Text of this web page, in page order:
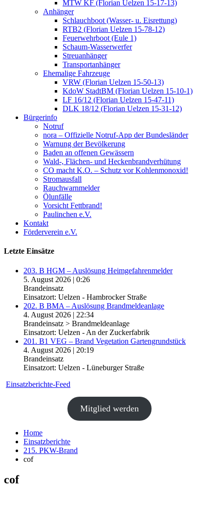
MTW KF (Florian Uelzen 15-17-13)
Anhänger
Schlauchboot (Wasser- u. Eisrettung)
RTB2 (Florian Uelzen 15-78-12)
Feuerwehrboot (Eule 1)
Schaum-Wasserwerfer
Streuanhänger
Transportanhänger
Ehemalige Fahrzeuge
VRW (Florian Uelzen 15-50-13)
KdoW StadtBM (Florian Uelzen 15-10-1)
LF 16/12 (Florian Uelzen 15-47-11)
DLK 18/12 (Florian Uelzen 15-31-12)
Bürgerinfo
Notruf
nora – Offizielle Notruf-App der Bundesländer
Warnung der Bevölkerung
Baden an offenen Gewässern
Wald-, Flächen- und Heckenbrandverhütung
CO macht K.O. – Schutz vor Kohlenmonoxid!
Stromausfall
Rauchwarnmelder
Ölunfälle
Vorsicht Fettbrand!
Paulinchen e.V.
Kontakt
Förderverein e.V.
Letzte Einsätze
203. B HGM – Auslösung Heimgefahrenmelder
5. August 2026 | 0:26
Brandeinsatz
Einsatzort: Uelzen - Hambrocker Straße
202. B BMA – Auslösung Brandmeldeanlage
4. August 2026 | 22:34
Brandeinsatz > Brandmeldeanlage
Einsatzort: Uelzen - An der Zuckerfabrik
201. B1 VEG – Brand Vegetation Gartengrundstück
4. August 2026 | 20:19
Brandeinsatz
Einsatzort: Uelzen - Lüneburger Straße
Einsatzberichte-Feed
Mitglied werden
Home
Einsatzberichte
215. PKW-Brand
cof
cof